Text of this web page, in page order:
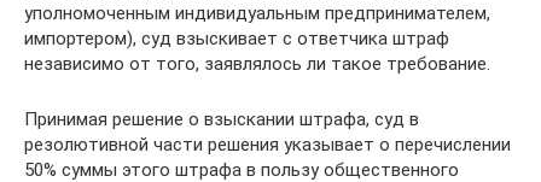
уполномоченным индивидуальным предпринимателем,
импортером), суд взыскивает с ответчика штраф
независимо от того, заявлялось ли такое требование.
Принимая решение о взыскании штрафа, суд в
резолютивной части решения указывает о перечислении
50% суммы этого штрафа в пользу общественного